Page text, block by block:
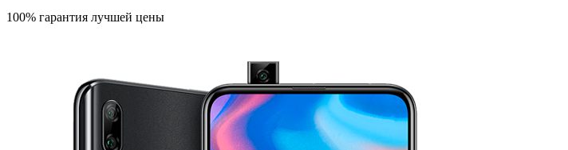
100% гарантия лучшей цены